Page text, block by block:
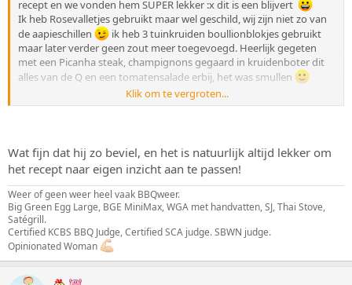
recept en we vonden hem SUPER lekker :x dit is een blijvert
Ik heb Rosevalletjes gebruikt maar wel geschild, wij zijn niet zo van
de aapieschillen
ik heb 3 tuinkruiden boullionblokjes gebruikt
maar later verder geen zout meer toegevoegd. Heerlijk gegeten
met een Picanha steak, champignons gegaard in kruidenboter dit
alles van de Q en een tomatensalade erbij, het was smullen
Klik om te vergroten...
Wat fijn dat hij zo beviel, en het is natuurlijk altijd lekker om
het recept naar eigen inzicht aan te passen!
Weer of geen weer heel vaak BBQweer.
Big Green Egg Large, BGE MiniMax, WGA met handvatten, SJ, Thai Stove,
Satégrill.
Certified KCBS BBQ Judge, Certified SCA judge. SBWN judge.
Opinionated Woman